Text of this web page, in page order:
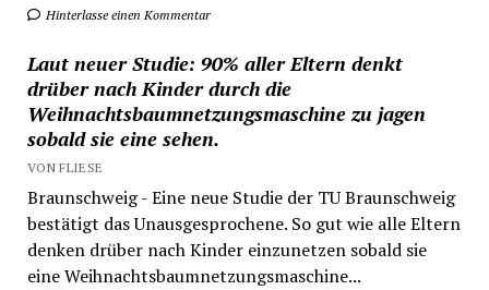
Hinterlasse einen Kommentar
Laut neuer Studie: 90% aller Eltern denkt
drüber nach Kinder durch die
Weihnachtsbaumnetzungsmaschine zu jagen
sobald sie eine sehen.
VON FLIESE
Braunschweig - Eine neue Studie der TU Braunschweig
bestätigt das Unausgesprochene. So gut wie alle Eltern
denken drüber nach Kinder einzunetzen sobald sie
eine Weihnachtsbaumnetzungsmaschine...